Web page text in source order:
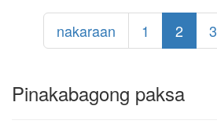
nakaraan 1 2 3
Pinakabagong paksa